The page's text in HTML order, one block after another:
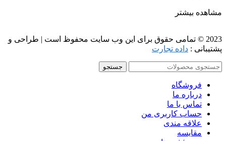
مشاهده بیشتر
2023 © تمامی حقوق برای این وب سایت محفوظ است | طراحی و
پشتیبانی : داده تجارت
جستجو
فروشگاه
درباره ما
تماس با ما
حساب کاربری من
علاقه مندی
مقايسه